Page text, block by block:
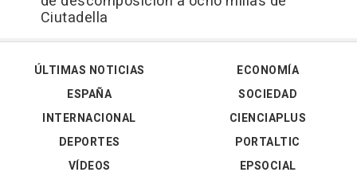
Ciutadella
ÚLTIMAS NOTICIAS
ESPAÑA
INTERNACIONAL
DEPORTES
VÍDEOS
ECONOMÍA
SOCIEDAD
CIENCIAPLUS
PORTALTIC
EPSOCIAL